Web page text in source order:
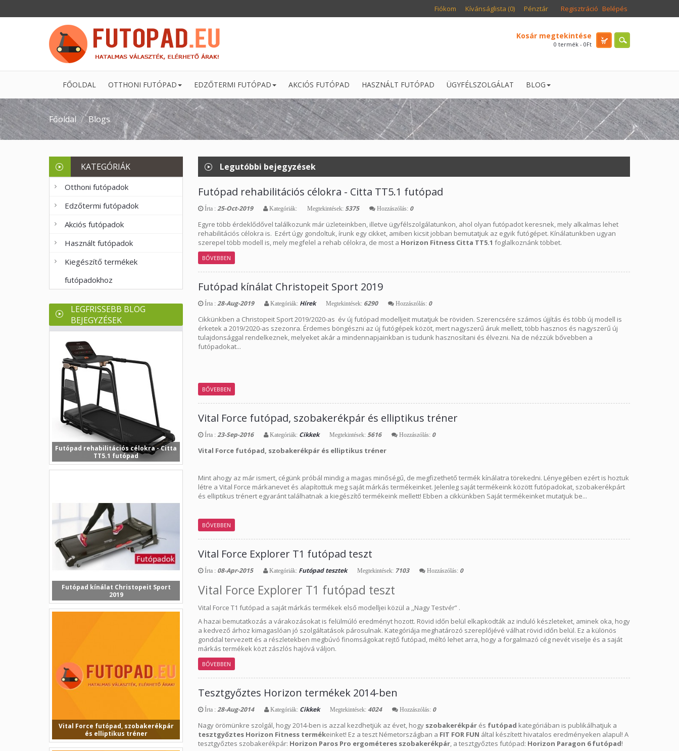
Regisztráció Belépés
Fiókom Kívánságlista (0) Pénztár
Kosár megtekintése
0 termék - 0Ft
FŐOLDAL OTTHONI FUTÓPAD EDZŐTERMI FUTÓPAD AKCIÓS FUTÓPAD HASZNÁLT FUTÓPAD ÜGYFÉLSZOLGÁLAT BLOG
Főoldal Blogs
KATEGÓRIÁK
Otthoni futópadok
Edzőtermi futópadok
Akciós futópadok
Használt futópadok
Kiegészítő termékek
futópadokhoz
LEGFRISSEBB BLOG
BEJEGYZÉSEK
Futópad rehabilitációs célokra - Citta
TT5.1 futópad
Egyre több érdeklődővel találkozunk
Futópad kínálat Christopeit Sport
2019
Cikkünkben a Christopeit Sport
Vital Force futópad, szobakerékpár
és elliptikus tréner
Vital Force futópad, szobakerékpár és
Legutóbbi bejegyzések
Futópad rehabilitációs célokra - Citta TT5.1 futópad
Írta : 25-Oct-2019 Kategóriák: Megtekintések: 5375 Hozzászólás: 0
Egyre több érdeklődővel találkozunk már üzleteinkben, illetve ügyfélszolgálatunkon, ahol olyan futópadot keresnek, mely alkalmas lehet
rehabilitációs célokra is. Ezért úgy gondoltuk, írunk egy cikket, amiben kicsit jobban bemutatjuk az egyik futógépet. Kínálatunkben ugyan
szerepel több modell is, mely megfelel a rehab célokra, de most a Horizon Fitness Citta TT5.1 foglalkoznánk többet.
BŐVEBBEN
Futópad kínálat Christopeit Sport 2019
Írta : 28-Aug-2019 Kategóriák: Hírek Megtekintések: 6290 Hozzászólás: 0
Cikkünkben a Christopeit Sport 2019/2020-as év új futópad modelljeit mutatjuk be röviden. Szerencsére számos újjítás és több új modell is
érketek a 2019/2020-as szezonra. Érdemes böngészni az új futógépek közöt, mert nagyszerű áruk mellett, több hasznos és nagyszerű új
tulajdonsággal rendelkeznek, melyeket akár a mindennapjainkban is tudunk hasznosítani és élvezni. Na de nézzük bővebben a
futópadokat...
BŐVEBBEN
Vital Force futópad, szobakerékpár és elliptikus tréner
Írta : 23-Sep-2016 Kategóriák: Cikkek Megtekintések: 5616 Hozzászólás: 0
Vital Force futópad, szobakerékpár és elliptikus tréner
Mint ahogy az már ismert, cégünk próbál mindig a magas minőségű, de megfizethető termék kínálatra törekedni. Lényegében ezért is hoztuk
létre a Vital Force márkanevet és alapítottuk meg saját márkás termékeinket. Jelenleg saját termékeink között futópadokat, szobakerékpárt
és elliptikus trénert egyaránt találhatnak a kiegészítő termékeink mellett! Ebben a cikkünkben Saját termékeinket mutatjuk be...
BŐVEBBEN
Vital Force Explorer T1 futópad teszt
Írta : 08-Apr-2015 Kategóriák: Futópad tesztek Megtekintések: 7103 Hozzászólás: 0
Vital Force Explorer T1 futópad teszt
Vital Force T1 futópad a saját márkás termékek első modelljei közül a ,,Nagy Testvér” .
A hazai bemutatkozás a várakozásokat is felülmúló eredményt hozott. Rövid időn belül elkapkodták az induló készleteket, aminek oka, hogy
a kedvező árhoz kimagaslóan jó szolgáltatások párosulnak. Kategóriája meghatározó szereplőjévé válhat rövid időn belül. Ez a különös
gonddal tervezett és a részletekben megbúvó finomságokat rejtő futópad, méltó lehet arra, hogy a forgalmazó cég nevét viselje és a saját
márkás termékek közt zászlós hajóvá váljon.
BŐVEBBEN
Tesztgyőztes Horizon termékek 2014-ben
Írta : 28-Aug-2014 Kategóriák: Cikkek Megtekintések: 4024 Hozzászólás: 0
Nagy örömünkre szolgál, hogy 2014-ben is azzal kezdhetjük az évet, hogy szobakerékpár és futópad kategóriában is publikálhatjuk a
tesztgyőztes Horizon Fitness termékeinket! Ez a teszt Németországban a FIT FOR FUN által készített hivatalos eredményeken alapul! A
tesztgyőztes szobakerékpár: Horizon Paros Pro ergométeres szobakerékpár, a tesztgyőztes futópad: Horizon Paragon 6 futópad!